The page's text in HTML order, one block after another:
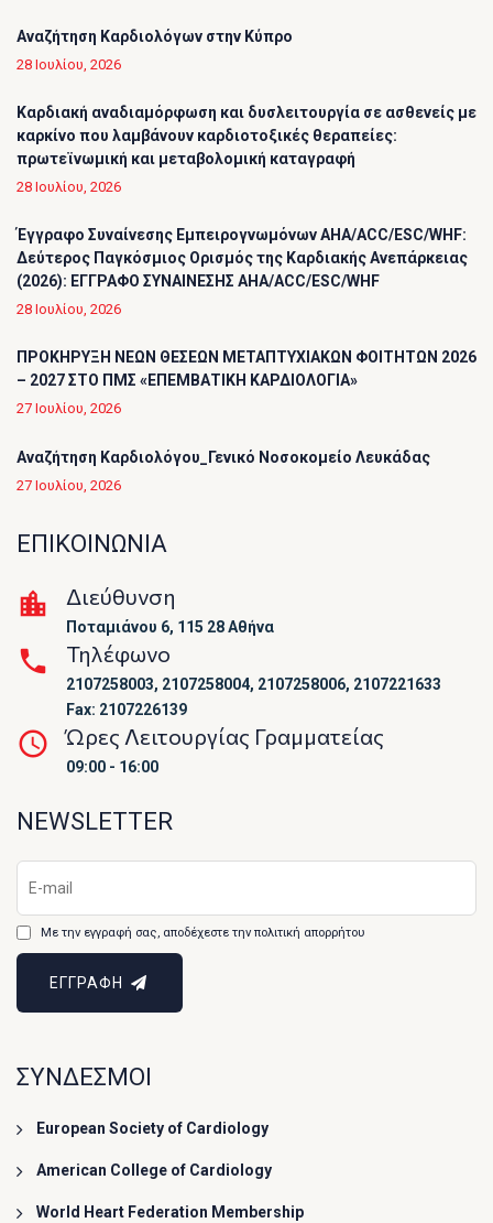
Αναζήτηση Καρδιολόγων στην Κύπρο
28 Ιουλίου, 2026
Καρδιακή αναδιαμόρφωση και δυσλειτουργία σε ασθενείς με
καρκίνο που λαμβάνουν καρδιοτοξικές θεραπείες:
πρωτεϊνωμική και μεταβολομική καταγραφή
28 Ιουλίου, 2026
Έγγραφο Συναίνεσης Εμπειρογνωμόνων AHA/ACC/ESC/WHF:
Δεύτερος Παγκόσμιος Ορισμός της Καρδιακής Ανεπάρκειας
(2026): ΕΓΓΡΑΦΟ ΣΥΝΑΙΝΕΣΗΣ AHA/ACC/ESC/WHF
28 Ιουλίου, 2026
ΠΡΟΚΗΡΥΞΗ ΝΕΩΝ ΘΕΣΕΩΝ ΜΕΤΑΠΤΥΧΙΑΚΩΝ ΦΟΙΤΗΤΩΝ 2026
– 2027 ΣΤΟ ΠΜΣ «ΕΠΕΜΒΑΤΙΚΗ ΚΑΡΔΙΟΛΟΓΙΑ»
27 Ιουλίου, 2026
Αναζήτηση Καρδιολόγου_Γενικό Νοσοκομείο Λευκάδας
27 Ιουλίου, 2026
ΕΠΙΚΟΙΝΩΝΙΑ
Διεύθυνση
Ποταμιάνου 6, 115 28 Αθήνα
Τηλέφωνο
2107258003, 2107258004, 2107258006, 2107221633
Fax: 2107226139
Ώρες Λειτουργίας Γραμματείας
09:00 - 16:00
NEWSLETTER
Με την εγγραφή σας, αποδέχεστε την πολιτική απορρήτου
ΕΓΓΡΑΦΗ
ΣΥΝΔΕΣΜΟΙ
European Society of Cardiology
American College of Cardiology
World Heart Federation Membership